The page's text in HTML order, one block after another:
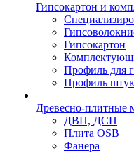
Гипсокартон и
Гипсокартон
Профиль для
Профиль
Древесно-плитные
ДВП, ДСП
Плита OSB
Фанера